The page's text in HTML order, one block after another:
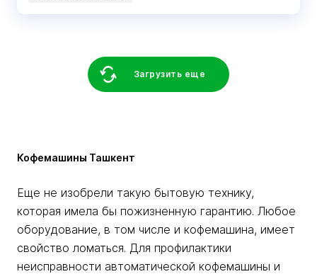
Загрузить еще
Кофемашины Ташкент
Еще не изобрели такую бытовую технику,
которая имела бы пожизненную гарантию. Любое
оборудование, в том числе и кофемашина, имеет
свойство ломаться. Для профилактики
неисправности автоматической кофемашины и